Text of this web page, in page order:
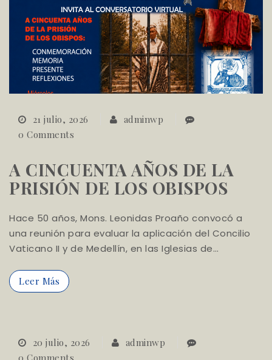
21 julio, 2026
adminwp
0 Comments
A CINCUENTA AÑOS DE LA
PRISIÓN DE LOS OBISPOS
Hace 50 años, Mons. Leonidas Proaño convocó a
una reunión para evaluar la aplicación del Concilio
Vaticano II y de Medellín, en las Iglesias de…
Leer Más
20 julio, 2026
adminwp
0 Comments